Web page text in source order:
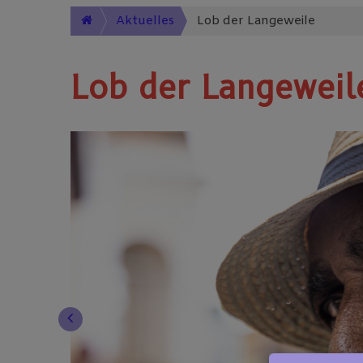
Aktuelles Lob der Langeweile
Lob der